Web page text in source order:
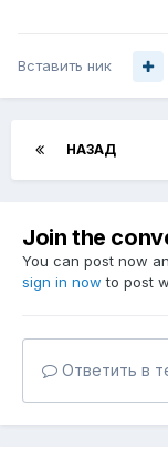
Вставить ник
НАЗАД
Join the
You can post now
sign in now to post
Ответить в